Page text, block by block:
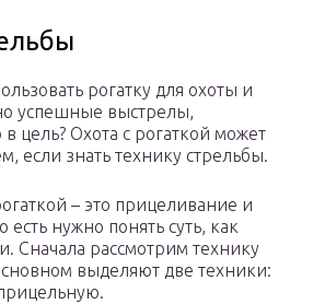
рогатку для охоты и
успешные выстрелы,
цель? Охота с рогаткой может
если знать технику стрельбы.
– это прицеливание и
есть нужно понять суть, как
Сначала рассмотрим технику
выделяют две техники: